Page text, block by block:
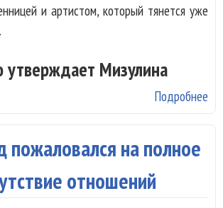
и артистом, который тянется уже
утверждает Мизулина
Подробнее
пожаловался на полное
отношений